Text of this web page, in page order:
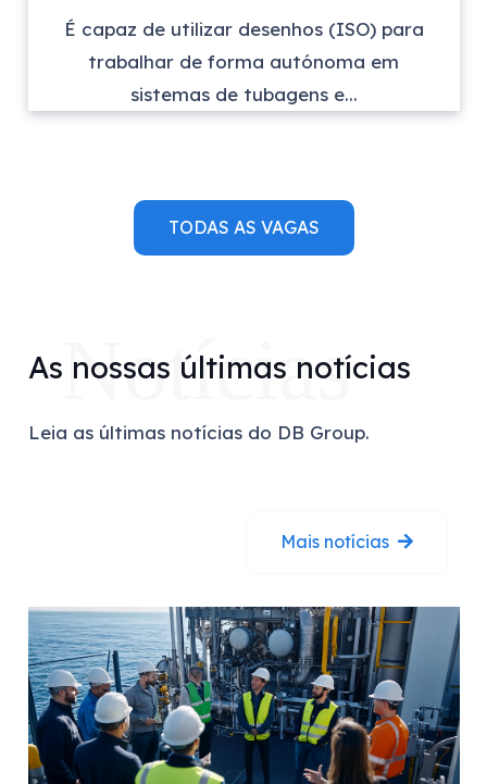
É capaz de utilizar desenhos (ISO) para
trabalhar de forma autónoma em
sistemas de tubagens e...
TODAS AS VAGAS
Notícias
As nossas últimas notícias
Leia as últimas notícias do DB Group.
Mais notícias